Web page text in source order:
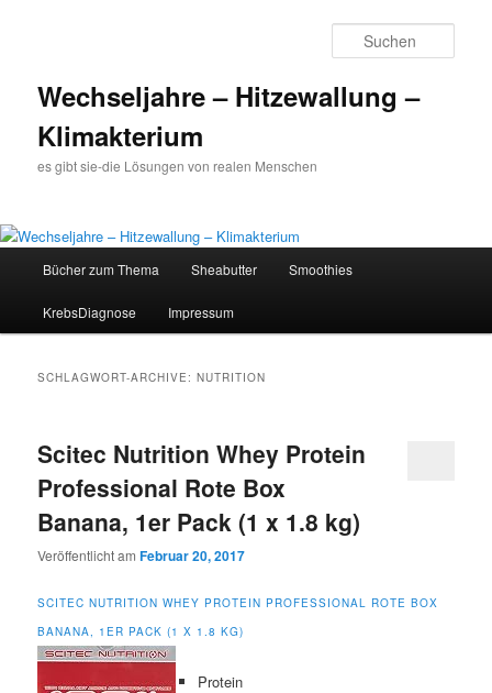
Wechseljahre – Hitzewallung –
Klimakterium
es gibt sie-die Lösungen von realen Menschen
Zum
Inhalt
Zum
sekundären
Bücher zum Thema Sheabutter Smoothies
KrebsDiagnose Impressum
SCHLAGWORT-ARCHIVE:NUTRITION
Scitec Nutrition Whey Protein
Professional Rote Box
Banana, 1er Pack (1 x 1.8 kg)
Veröffentlicht amFebruar 20, 2017
SCITEC NUTRITION WHEY PROTEIN PROFESSIONAL ROTE BOX
BANANA, 1ER PACK (1 X 1.8 KG)
Protein